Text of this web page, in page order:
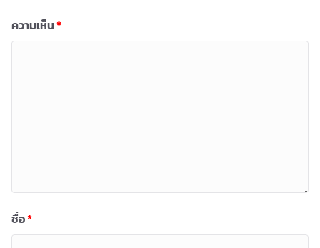
ความเห็น*
ชื่อ*